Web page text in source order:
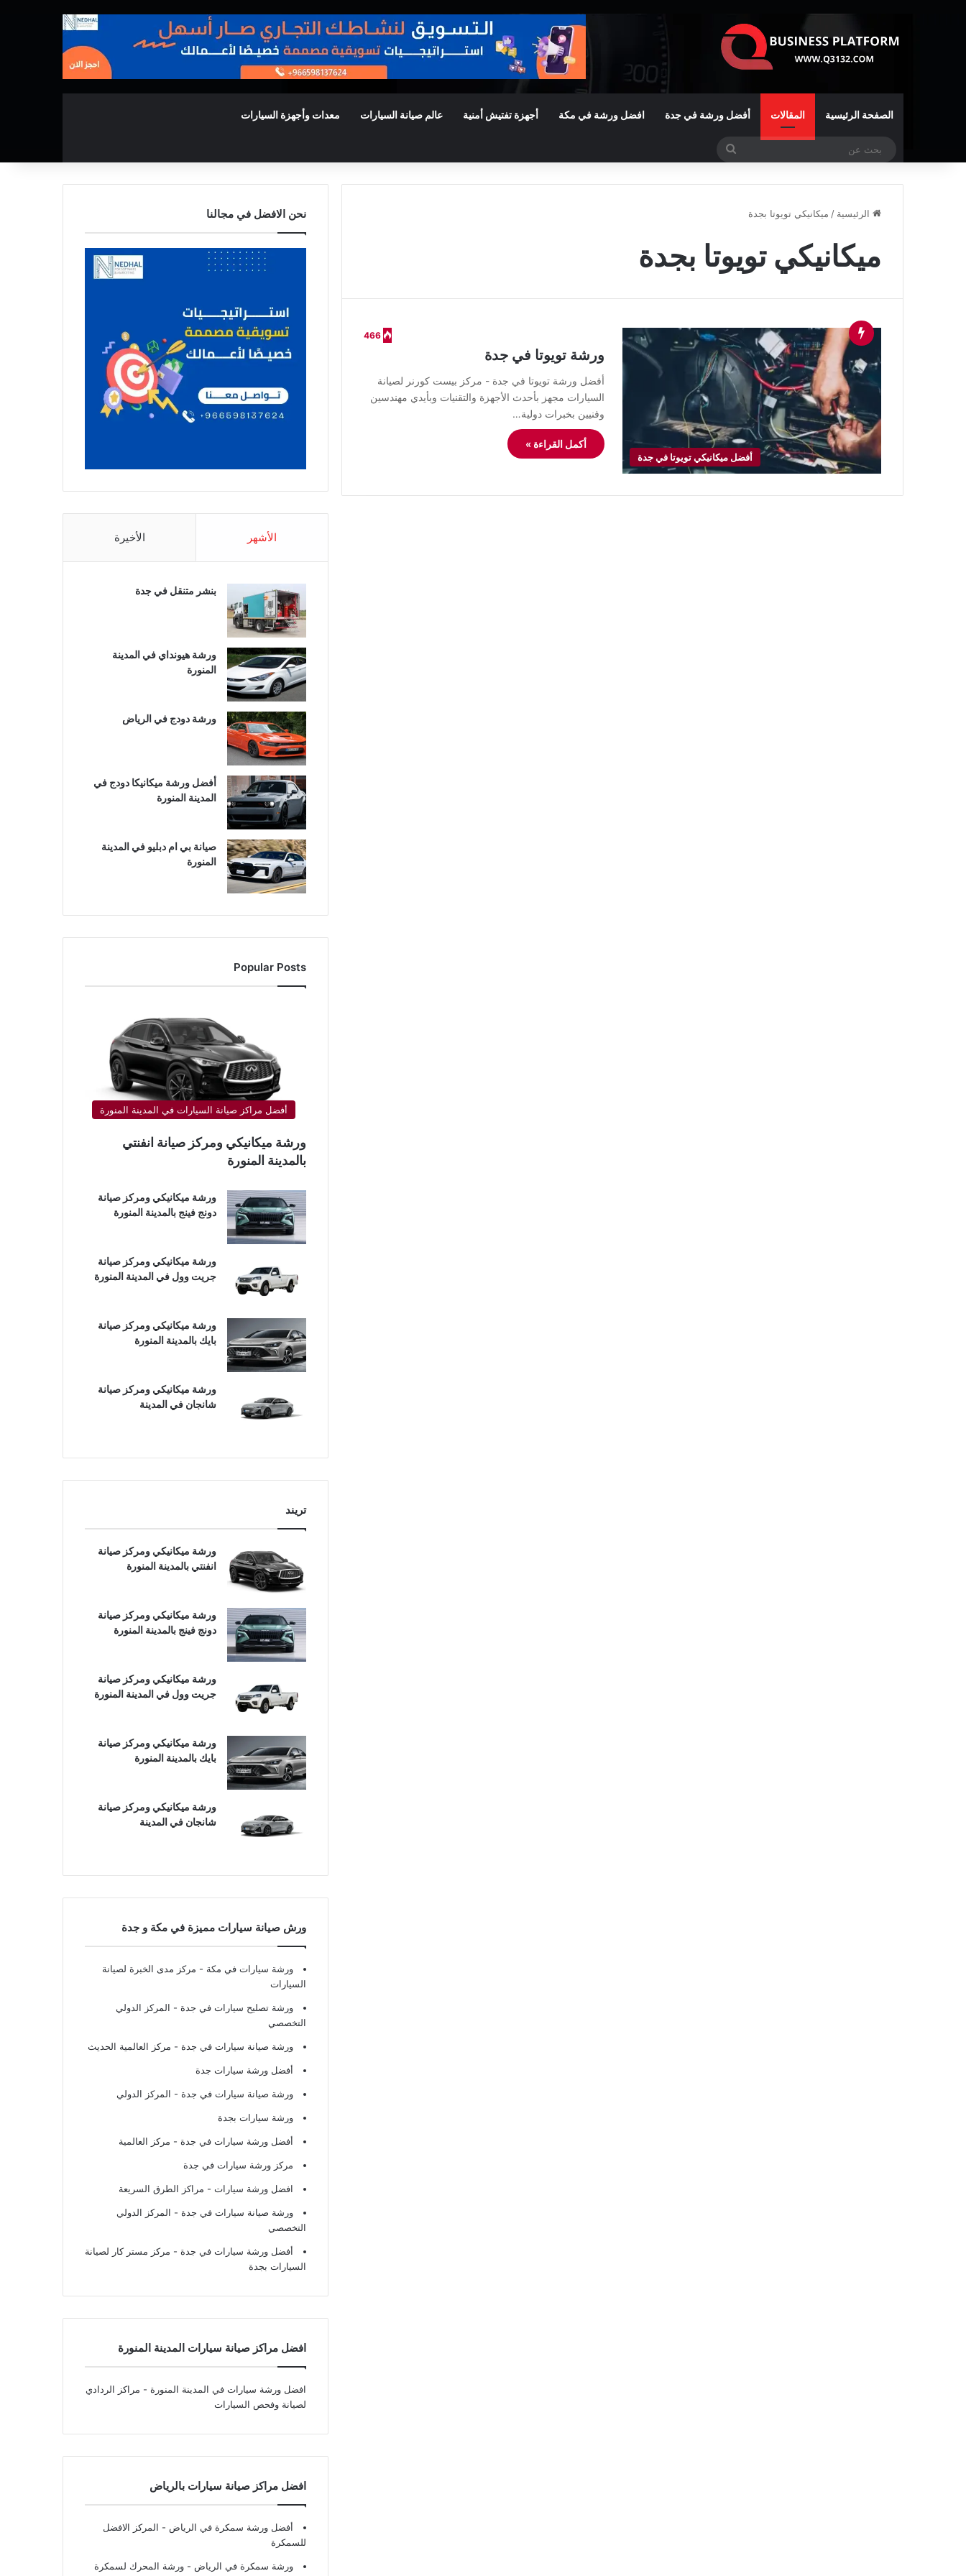
الصفحة الرئيسية المقالات أفضل ورشة في جدة افضل ورشة في مكة أجهزة تفتيش أمنية عالم صيانة السيارات معدات وأجهزة السيارات
الرئيسية / ميكانيكي تويوتا بجدة
ميكانيكي تويوتا بجدة
أفضل ميكانيكي تويوتا في جدة
466
ورشة تويوتا في جدة
أفضل ورشة تويوتا في جدة - مركز بيست كورنر لصيانة
السيارات مجهز بأحدث الأجهزة والتقنيات وبأيدي مهندسين
وفنيين بخبرات دولية…
أكمل القراءة »
نحن الافضل في مجالنا
الأشهر الأخيرة
بنشر متنقل في جدة
ورشة هيونداي في المدينة
المنورة
ورشة دودج في الرياض
أفضل ورشة ميكانيكا دودج في
المدينة المنورة
صيانة بي ام دبليو في المدينة
المنورة
Popular Posts
أفضل مراكز صيانة السيارات في المدينة المنورة
ورشة ميكانيكي ومركز صيانة انفنتي
بالمدينة المنورة
ورشة ميكانيكي ومركز صيانة
دونج فينج بالمدينة المنورة
ورشة ميكانيكي ومركز صيانة
جريت وول في المدينة المنورة
ورشة ميكانيكي ومركز صيانة
بايك بالمدينة المنورة
ورشة ميكانيكي ومركز صيانة
شانجان في المدينة
تريند
ورشة ميكانيكي ومركز صيانة
انفنتي بالمدينة المنورة
ورشة ميكانيكي ومركز صيانة
دونج فينج بالمدينة المنورة
ورشة ميكانيكي ومركز صيانة
جريت وول في المدينة المنورة
ورشة ميكانيكي ومركز صيانة
بايك بالمدينة المنورة
ورشة ميكانيكي ومركز صيانة
شانجان في المدينة
ورش صيانة سيارات مميزة في مكة و جدة
ورشة سيارات في مكة - مركز مدى الخبرة لصيانة
السيارات
ورشة تصليح سيارات في جدة - المركز الدولي
التخصصي
ورشة صيانة سيارات في جدة - مركز العالمية الحديث
أفضل ورشة سيارات جدة
ورشة صيانة سيارات في جدة - المركز الدولي
ورشة سيارات بجدة
أفضل ورشة سيارات في جدة - مركز العالمية
مركز ورشة سيارات في جدة
افضل ورشة سيارات - مراكز الطرق السريعة
ورشة صيانة سيارات في جدة - المركز الدولي
التخصصي
أفضل ورشة سيارات في جدة - مركز مستر كار لصيانة
السيارات بجدة
افضل مراكز صيانة سيارات المدينة المنورة
افضل ورشة سيارات في المدينة المنورة - مراكز الردادي
لصيانة وفحص السيارات
افضل مراكز صيانة سيارات بالرياض
أفضل ورشة سمكرة في الرياض - المركز الافضل
للسمكرة
ورشة سمكرة في الرياض - ورشة المحرك لسمكرة